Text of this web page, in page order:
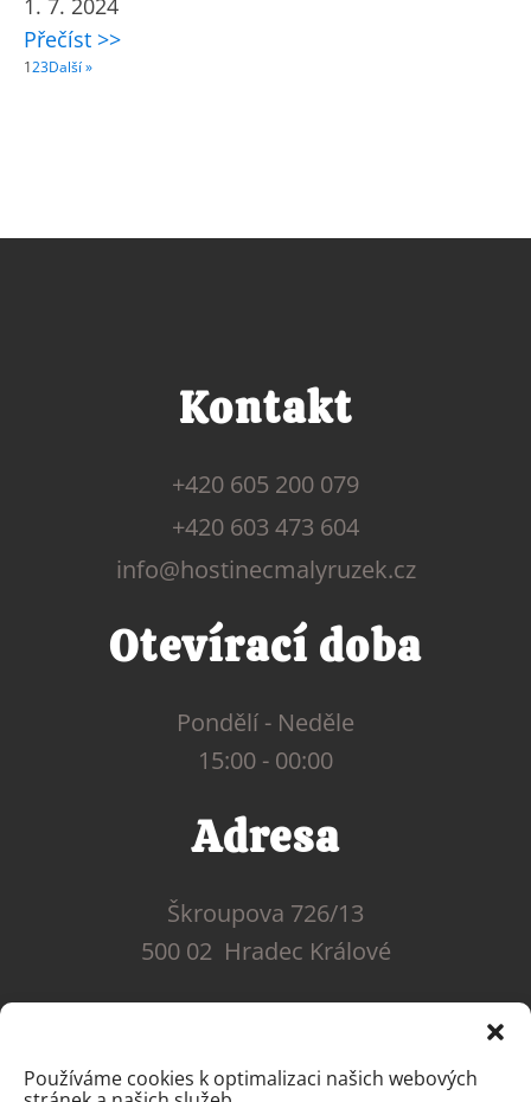
Používáme cookies k optimalizaci našich webových
1. 7. 2024
Přečíst >>
123Další »
Kontakt
+420 605 200 079
+420 603 473 604
info@hostinecmalyruzek.cz
Otevírací doba
Pondělí - Neděle
15:00 - 00:00
Adresa
Škroupova 726/13
500 02 Hradec Králové